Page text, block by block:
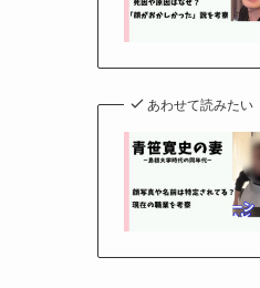
あわせて読みたい